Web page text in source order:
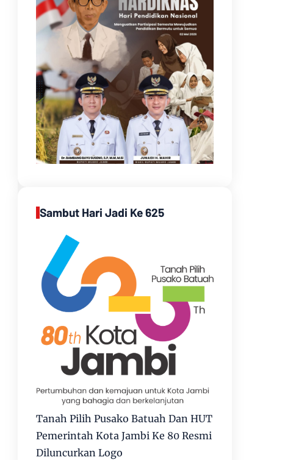
Sambut Hari Jadi Ke 625
Tanah Pilih Pusako Batuah Dan HUT
Pemerintah Kota Jambi Ke 80 Resmi
Diluncurkan Logo